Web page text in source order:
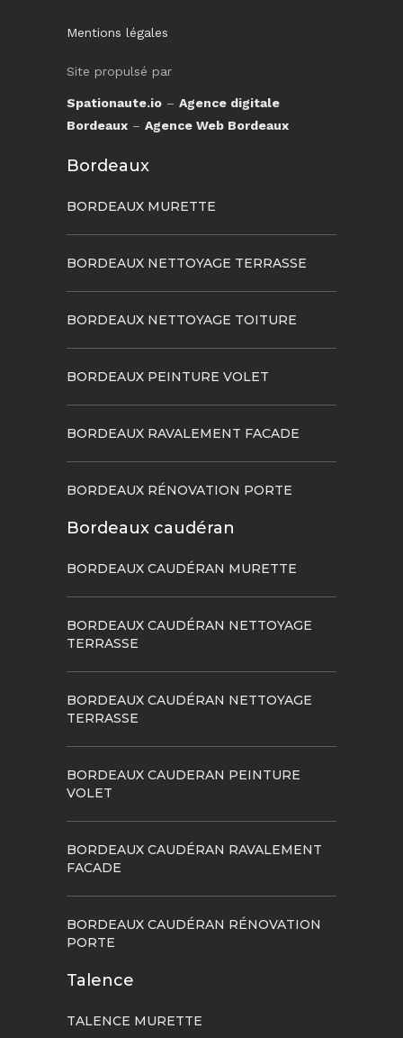
Mentions légales
Site propulsé par
Spationaute.io – Agence digitale
Bordeaux – Agence Web Bordeaux
Bordeaux
BORDEAUX MURETTE
BORDEAUX NETTOYAGE TERRASSE
BORDEAUX NETTOYAGE TOITURE
BORDEAUX PEINTURE VOLET
BORDEAUX RAVALEMENT FACADE
BORDEAUX RÉNOVATION PORTE
Bordeaux caudéran
BORDEAUX CAUDÉRAN MURETTE
BORDEAUX CAUDÉRAN NETTOYAGE
TERRASSE
BORDEAUX CAUDÉRAN NETTOYAGE
TERRASSE
BORDEAUX CAUDERAN PEINTURE
VOLET
BORDEAUX CAUDÉRAN RAVALEMENT
FACADE
BORDEAUX CAUDÉRAN RÉNOVATION
PORTE
Talence
TALENCE MURETTE